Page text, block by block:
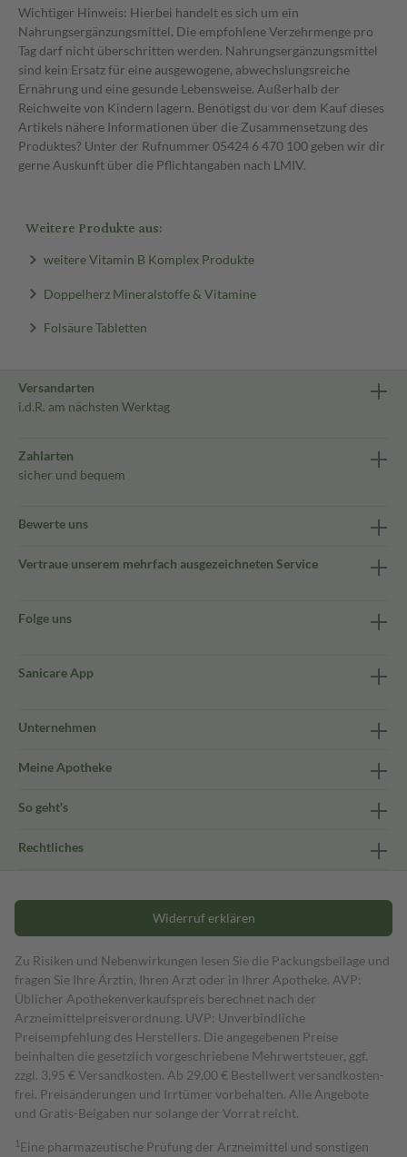
Wichtiger Hinweis: Hierbei handelt es sich um ein
Nahrungsergänzungsmittel. Die empfohlene Verzehrmenge pro
Tag darf nicht überschritten werden. Nahrungsergänzungsmittel
sind kein Ersatz für eine ausgewogene, abwechslungsreiche
Ernährung und eine gesunde Lebensweise. Außerhalb der
Reichweite von Kindern lagern. Benötigst du vor dem Kauf dieses
Artikels nähere Informationen über die Zusammensetzung des
Produktes? Unter der Rufnummer 05424 6 470 100 geben wir dir
gerne Auskunft über die Pflichtangaben nach LMIV.
Weitere Produkte aus:
weitere Vitamin B Komplex Produkte
Doppelherz Mineralstoffe & Vitamine
Folsäure Tabletten
Versandarten
i.d.R. am nächsten Werktag
Zahlarten
sicher und bequem
Bewerte uns
Vertraue unserem mehrfach ausgezeichneten Service
Folge uns
Sanicare App
Unternehmen
Meine Apotheke
So geht's
Rechtliches
Widerruf erklären
Zu Risiken und Nebenwirkungen lesen Sie die Packungsbeilage und
fragen Sie Ihre Ärztin, Ihren Arzt oder in Ihrer Apotheke. AVP:
Üblicher Apothekenverkaufspreis berechnet nach der
Arzneimittelpreisverordnung. UVP: Unverbindliche
Preisempfehlung des Herstellers. Die angegebenen Preise
beinhalten die gesetzlich vorgeschriebene Mehrwertsteuer, ggf.
zzgl. 3,95 € Versandkosten. Ab 29,00 € Bestell­wert versand­kosten­
frei. Preisänderungen und Irrtümer vorbehalten. Alle Angebote
und Gratis-Beigaben nur solange der Vorrat reicht.
1 Eine pharmazeutische Prüfung der Arzneimittel und sonstigen